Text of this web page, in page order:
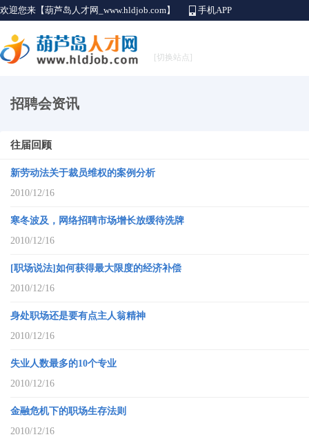
欢迎您来【葫芦岛人才网_www.hldjob.com】 手机APP
[切换站点]
招聘会资讯
往届回顾
新劳动法关于裁员维权的案例分析
2010/12/16
寒冬波及，网络招聘市场增长放缓待洗牌
2010/12/16
[职场说法]如何获得最大限度的经济补偿
2010/12/16
身处职场还是要有点主人翁精神
2010/12/16
失业人数最多的10个专业
2010/12/16
金融危机下的职场生存法则
2010/12/16